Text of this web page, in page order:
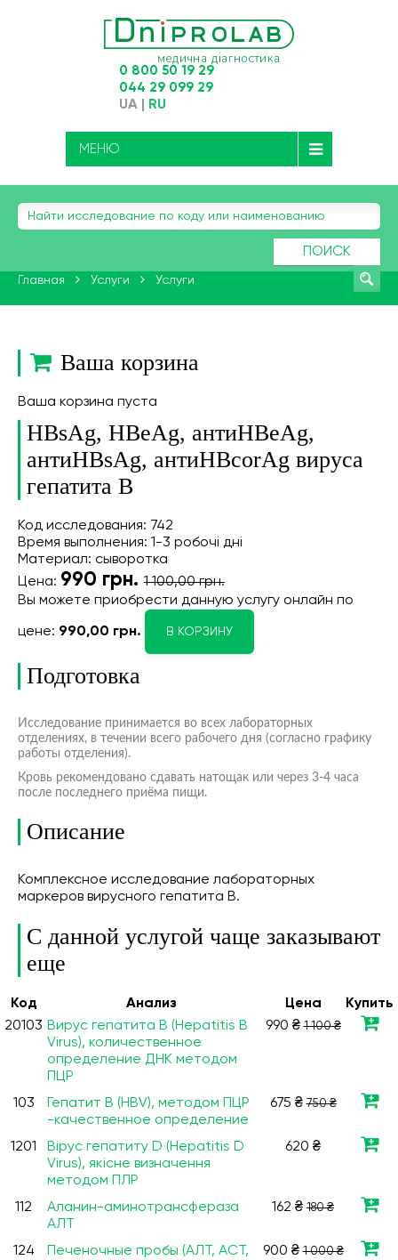
0 800 50 19 29
044 29 099 29
UA RU
МЕНЮ
ПОИСК
Главная Услуги Услуги
Ваша корзина
Ваша корзина пуста
HBsAg, HBeAg, антиHBeAg,
антиНВsAg, антиHBcorAg вируса
гепатита В
Код исследования: 742
Время выполнения: 1-3 робочі дні
Материал: сыворотка
Цена: 990 грн. 1 100,00 грн.
Вы можете приобрести данную услугу онлайн по
цене: 990,00 грн. В КОРЗИНУ
Подготовка
Исследование принимается во всех лабораторных
отделениях, в течении всего рабочего дня (согласно графику
работы отделения).
Кровь рекомендовано сдавать натощак или через 3-4 часа
после последнего приёма пищи.
Описание
Комплексное исследование лабораторных
маркеров вирусного гепатита В.
С данной услугой чаще заказывают
еще
Код Анализ Цена
Купить
20103 Вирус гепатита В (Hepatitis В
Virus), количественное
определение ДНК методом
ПЦР
990 ₴1 100 ₴
103
Гепатит В (HBV), методом ПЦР
-качественное определение
675 ₴750 ₴
1201
Вірус гепатиту D (Hepatitis D
Virus), якісне визначення
методом ПЛР
620 ₴
112
Аланин-аминотрансфераза
АЛТ
162 ₴ 180 ₴
124
Печеночные пробы (АЛТ, АСТ,
900 ₴1 000 ₴